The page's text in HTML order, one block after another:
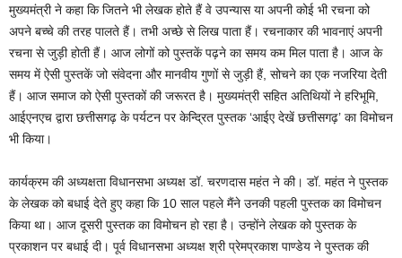
मुख्यमंत्री ने कहा कि जितने भी लेखक होते हैं वे उपन्यास या अपनी कोई भी रचना को
अपने बच्चे की तरह पालते हैं। तभी अच्छे से लिख पाता हैं। रचनाकार की भावनाएं अपनी
रचना से जुड़ी होती हैं। आज लोगों को पुस्तकें पढ़ने का समय कम मिल पाता है। आज के
समय में ऐसी पुस्तकें जो संवेदना और मानवीय गुणों से जुड़ी हैं, सोचने का एक नजरिया देती
हैं। आज समाज को ऐसी पुस्तकों की जरूरत है। मुख्यमंत्री सहित अतिथियों ने हरिभूमि,
आईएनएच द्वारा छत्तीसगढ़ के पर्यटन पर केन्द्रित पुस्तक ‘आईए देखें छत्तीसगढ़’ का विमोचन
भी किया।
कार्यक्रम की अध्यक्षता विधानसभा अध्यक्ष डॉ. चरणदास महंत ने की। डॉ. महंत ने पुस्तक
के लेखक को बधाई देते हुए कहा कि 10 साल पहले मैंने उनकी पहली पुस्तक का विमोचन
किया था। आज दूसरी पुस्तक का विमोचन हो रहा है। उन्होंने लेखक को पुस्तक के
प्रकाशन पर बधाई दी। पूर्व विधानसभा अध्यक्ष श्री प्रेमप्रकाश पाण्डेय ने पुस्तक की